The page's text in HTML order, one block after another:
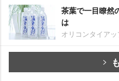
茶葉で一目瞭然
は
オリコンタイアッ